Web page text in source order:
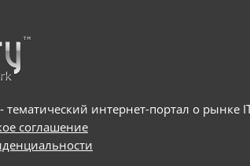
- тематический интернет-портал о рынке
соглашение